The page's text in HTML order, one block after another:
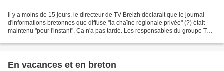
Il y a moins de 15 jours, le directeur de TV Breizh déclarait que le journal
d'informations bretonnes que diffuse "la chaîne régionale privée" (?) était
maintenu "pour l'instant". Ça n'a pas tardé. Les responsables du groupe TF1
En vacances et en breton